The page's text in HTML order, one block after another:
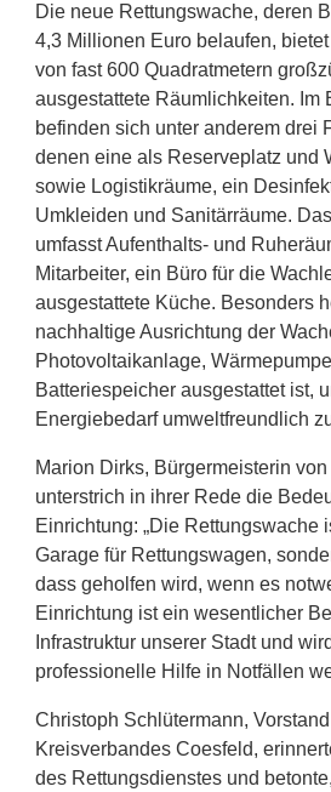
Die neue Rettungswache, deren
4,3 Millionen Euro belaufen,
von fast 600 Quadratmetern
ausgestattete Räumlichkeiten. Im
befinden sich unter anderem drei
denen eine als Reserveplatz und
sowie Logistikräume, ein
Umkleiden und Sanitärräume.
umfasst Aufenthalts- und
Mitarbeiter, ein Büro für die
ausgestattete Küche. Besonders
nachhaltige Ausrichtung der
Photovoltaikanlage,
Batteriespeicher ausgestattet ist,
Energiebedarf umweltfreundlich
Marion Dirks, Bürgermeisterin
unterstrich in ihrer Rede die
Einrichtung: „Die Rettungswache
Garage für Rettungswagen,
dass geholfen wird, wenn es
Einrichtung ist ein wesentlicher
Infrastruktur unserer Stadt und
professionelle Hilfe in Notfällen
Christoph Schlütermann,
Kreisverbandes Coesfeld,
des Rettungsdienstes und